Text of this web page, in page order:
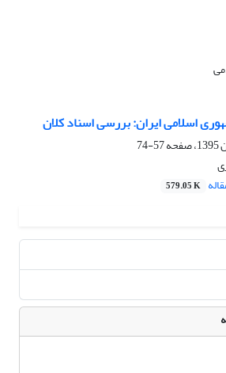
اسلامی ایران: بررسی اسناد کلان
57-74
579.05 K